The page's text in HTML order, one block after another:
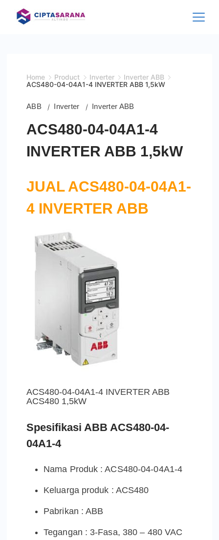
content
Home Product Inverter
Inverter ABB
ACS480-04-04A1-4 INVERTER ABB 1,5kW
ABB Inverter Inverter ABB
ACS480-04-04A1-4
INVERTER ABB 1,5kW
JUAL ACS480-04-04A1-
4 INVERTER ABB
ACS480-04-04A1-4 INVERTER ABB
ACS480 1,5kW
Spesifikasi ABB ACS480-04-
04A1-4
Nama Produk : ACS480-04-04A1-4
Keluarga produk : ACS480
Pabrikan : ABB
Tegangan : 3-Fasa, 380 – 480 VAC